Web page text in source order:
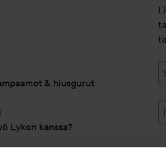
& hiusgurut
Lykon kanssa?